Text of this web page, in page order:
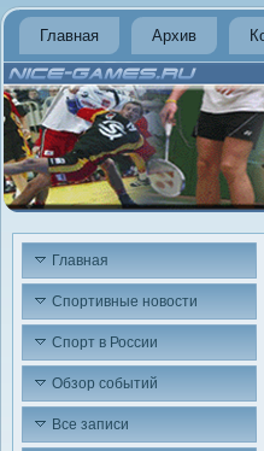
Главная Архив
Главная
Спортивные новости
Спорт в России
Обзор событий
Все записи